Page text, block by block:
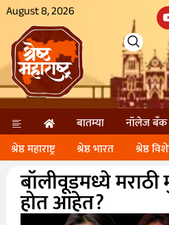
August 8, 2026
बातम्या नॉलेज बॅंक
श्रेष्ठ महाराष्ट्र
श्रेष्ठ भारत श्रेष्ठ
बॉलीवूडमध्ये
होत आहेत?